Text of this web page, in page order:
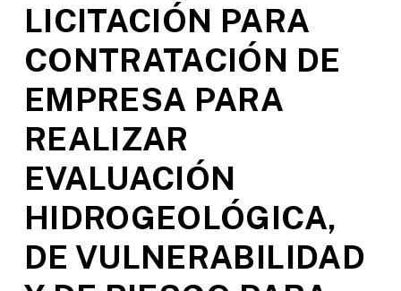
LICITACIÓN PARA
CONTRATACIÓN DE
EMPRESA PARA
REALIZAR
EVALUACIÓN
HIDROGEOLÓGICA,
DE VULNERABILIDAD